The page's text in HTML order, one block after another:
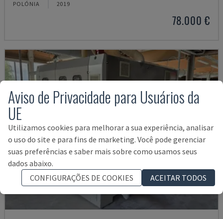
POLÓNIA 2019
78.000 €
Aviso de Privacidade para Usuários da
UE
Utilizamos cookies para melhorar a sua experiência, analisar
o uso do site e para fins de marketing. Você pode gerenciar
suas preferências e saber mais sobre como usamos seus
dados abaixo.
CONFIGURAÇÕES DE COOKIES
ACEITAR TODOS